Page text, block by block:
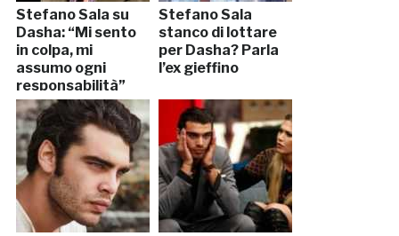
Stefano Sala su
Dasha: “Mi sento
in colpa, mi
assumo ogni
responsabilità”
Stefano Sala
stanco di lottare
per Dasha? Parla
l’ex gieffino